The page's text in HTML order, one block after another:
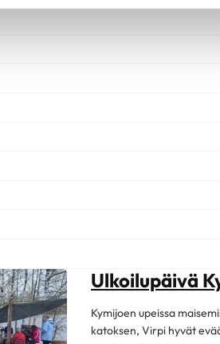
Ulkoilupäivä
Kymijoen upeissa
katoksen, Virpi hyvät